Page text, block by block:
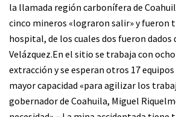
la llamada región carbonífera de
cinco mineros «lograron salir» y fueron
hospital, de los cuales dos fueron dados
Velázquez.En el sitio se trabaja con
extracción y se esperan otros 17
mayor capacidad «para agilizar los
gobernador de Coahuila, Miguel